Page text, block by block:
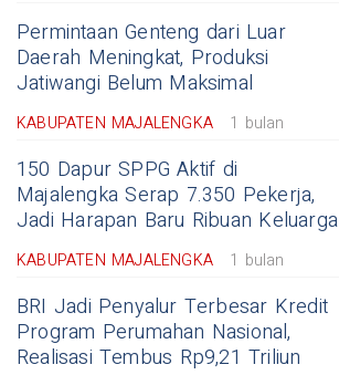
Permintaan Genteng dari Luar
Daerah Meningkat, Produksi
Jatiwangi Belum Maksimal
KABUPATEN MAJALENGKA 1 bulan
150 Dapur SPPG Aktif di
Majalengka Serap 7.350 Pekerja,
Jadi Harapan Baru Ribuan Keluarga
KABUPATEN MAJALENGKA 1 bulan
BRI Jadi Penyalur Terbesar Kredit
Program Perumahan Nasional,
Realisasi Tembus Rp9,21 Triliun